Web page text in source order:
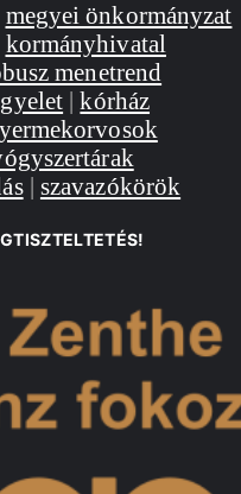
megyei önkormányzat
kormányhivatal
menetrend
|kórház
| szavazókörök